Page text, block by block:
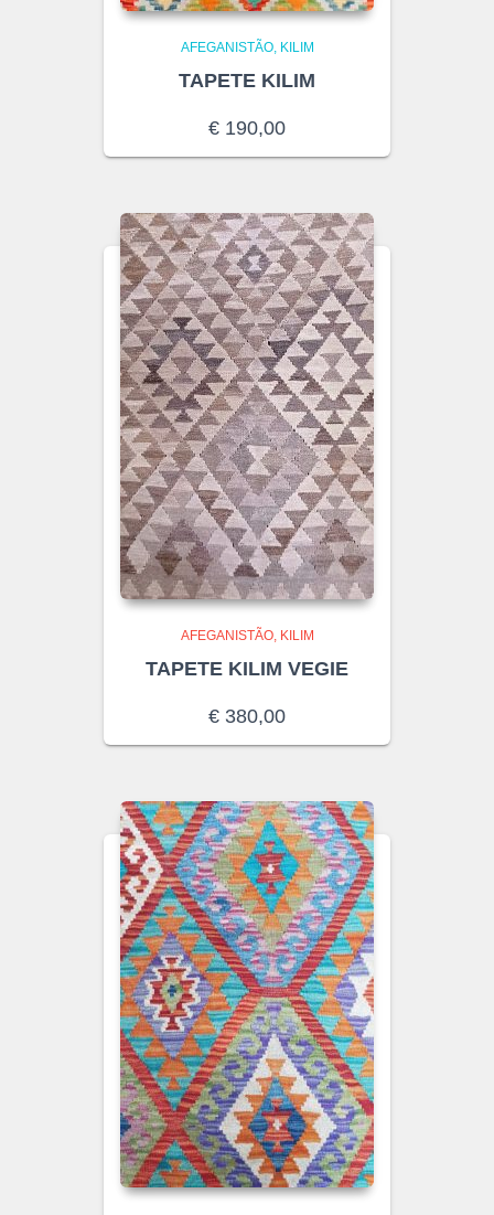
AFEGANISTÃO KILIM
TAPETE KILIM
€ 190,00
AFEGANISTÃO KILIM
TAPETE KILIM VEGIE
€ 380,00